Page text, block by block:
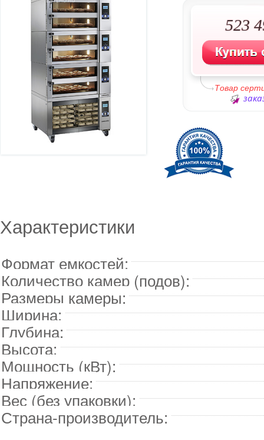
523
Товар
Характеристики
Формат емкостей:
Количество камер (подов):
Размеры камеры:
Ширина:
Глубина:
Высота:
Мощность (кВт):
Напряжение:
Вес (без упаковки):
Страна-производитель: